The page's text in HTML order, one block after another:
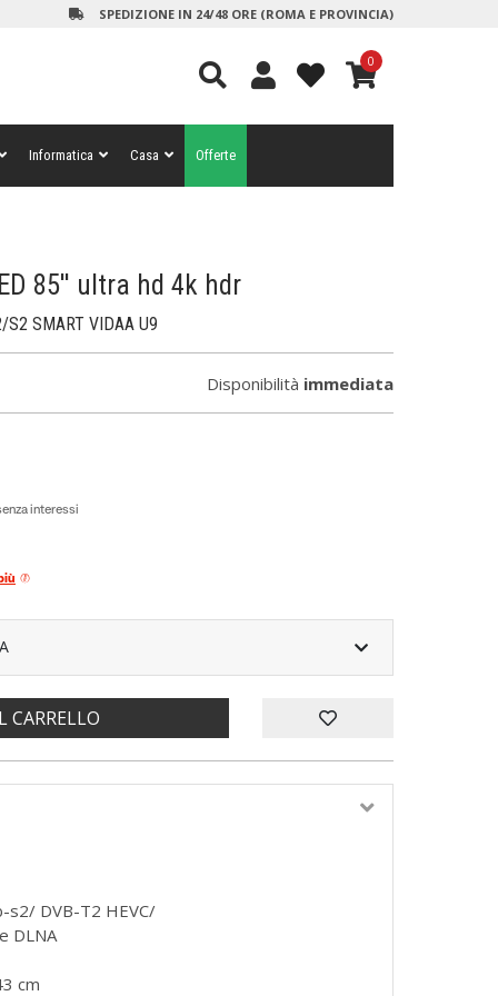
SPEDIZIONE IN 24/48 ORE (ROMA E PROVINCIA)
0
Informatica Casa Offerte
85'' ultra hd 4k hdr
SMART VIDAA U9
Disponibilità immediata
interessi
CARRELLO
DVB-T2 HEVC/
DLNA
cm